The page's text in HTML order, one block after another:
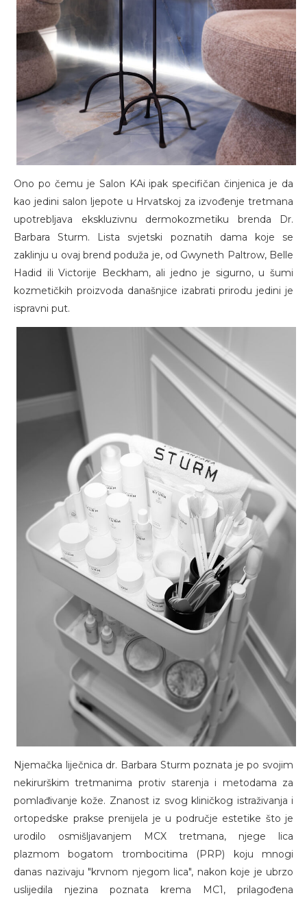
Ono po čemu je Salon KAi ipak specifičan činjenica je da
kao jedini salon ljepote u Hrvatskoj za izvođenje tretmana
upotrebljava ekskluzivnu dermokozmetiku brenda Dr.
Barbara Sturm. Lista svjetski poznatih dama koje se
zaklinju u ovaj brend poduža je, od Gwyneth Paltrow, Belle
Hadid ili Victorije Beckham, ali jedno je sigurno, u šumi
kozmetičkih proizvoda današnjice izabrati prirodu jedini je
ispravni put.
Njemačka liječnica dr. Barbara Sturm poznata je po svojim
nekirurškim tretmanima protiv starenja i metodama za
pomlađivanje kože. Znanost iz svog kliničkog istraživanja i
ortopedske prakse prenijela je u područje estetike što je
urodilo osmišljavanjem MCX tretmana, njege lica
plazmom bogatom trombocitima (PRP) koju mnogi
danas nazivaju "krvnom njegom lica", nakon koje je ubrzo
uslijedila njezina poznata krema MC1, prilagođena